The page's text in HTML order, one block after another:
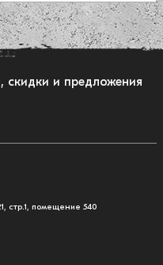
скидки и предложения
стр.1, помещение 540